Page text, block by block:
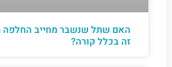
האם שתל שנשבר מחייב החלפה
זה בכלל קורה?